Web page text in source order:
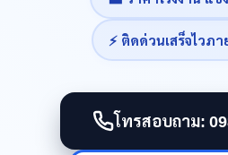
⚡ ติดด่วนเสร็จไวภา
โทรสอบถาม: